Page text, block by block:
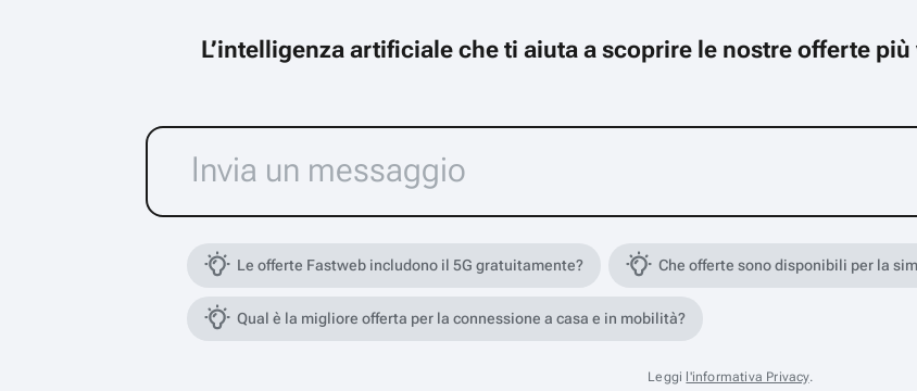
L’intelligenza artificiale che ti aiuta a scoprire le nostre offerte
Le offerte Fastweb includono il 5G gratuitamente? Che offerte sono disponibili per la
Qual è la migliore offerta per la connessione a casa e in mobilità?
Leggi l'informativa Privacy.